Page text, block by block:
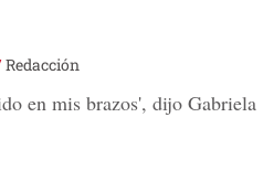
Redacción
en mis brazos', dijo Gabriela